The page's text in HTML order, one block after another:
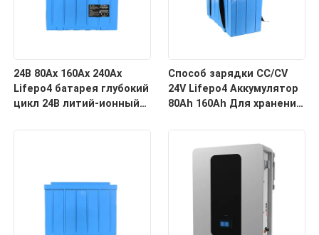
24В 80Ах 160Ах 240Ах
Lifepo4 батарея глубокий
цикл 24В литий-ионный
Способ зарядки CC/CV
24V Lifepo4 Аккумулятор
80Ah 160Ah Для хранения